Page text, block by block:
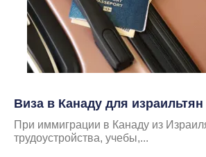
Виза в Канаду для израильтян
При иммиграции в Канаду из
трудоустройства, учебы,...